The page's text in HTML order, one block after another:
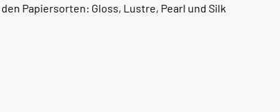
Papiersorten: Gloss, Lustre, Pearl und Silk